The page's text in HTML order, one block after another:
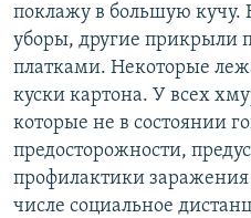
поклажу в большую кучу.
уборы, другие прикрыли
платками. Некоторые
куски картона. У всех
которые не в состоянии
предосторожности,
профилактики
числе социальное